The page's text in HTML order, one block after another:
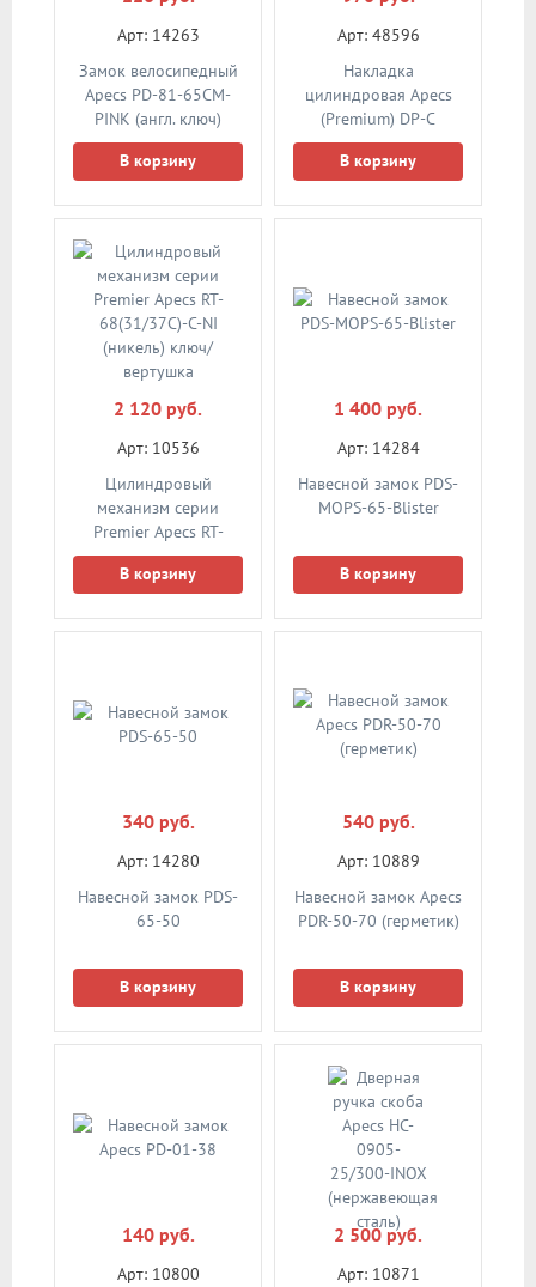
Арт: 14263
Замок велосипедный
Apecs PD-81-65CM-
PINK (англ. ключ)
В корзину
Арт: 48596
Накладка
цилиндровая Apecs
(Premium) DP-C
CLASSIC GRF (графит)
В корзину
2 120 руб.
Арт: 10536
Цилиндровый
механизм серии
Premier Apecs RT-
68(31/37C)-C-NI
(никель) ключ/
В корзину
1 400 руб.
Арт: 14284
Навесной замок PDS-
MOPS-65-Blister
В корзину
340 руб.
Арт: 14280
Навесной замок PDS-
65-50
В корзину
540 руб.
Арт: 10889
Навесной замок Apecs
PDR-50-70 (герметик)
В корзину
140 руб.
Арт: 10800
2 500 руб.
Арт: 10871